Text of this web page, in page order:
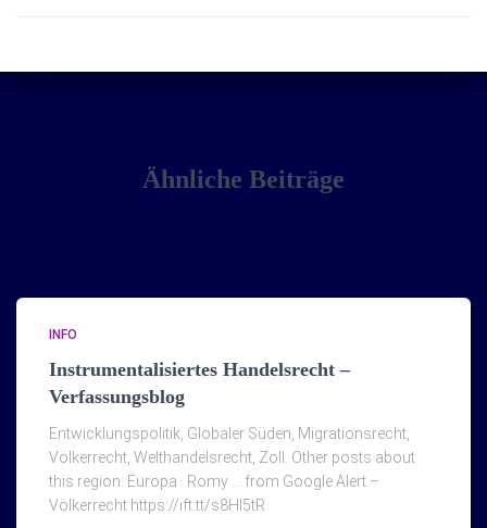
Ähnliche Beiträge
INFO
Instrumentalisiertes Handelsrecht –
Verfassungsblog
Entwicklungspolitik, Globaler Süden, Migrationsrecht,
Völkerrecht, Welthandelsrecht, Zoll. Other posts about
this region: Europa · Romy … from Google Alert –
Völkerrecht https://ift.tt/s8Hl5tR